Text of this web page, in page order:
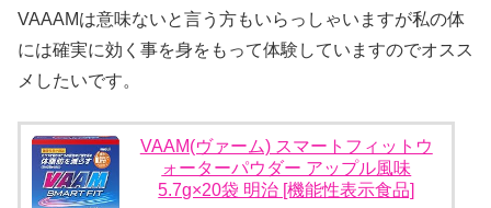
VAAAMは意味ないと言う方もいらっしゃいますが私の体
には確実に効く事を身をもって体験していますのでオスス
メしたいです。
VAAM(ヴァーム) スマートフィットウ
ォーターパウダー アップル風味
5.7g×20袋 明治 [機能性表示食品]